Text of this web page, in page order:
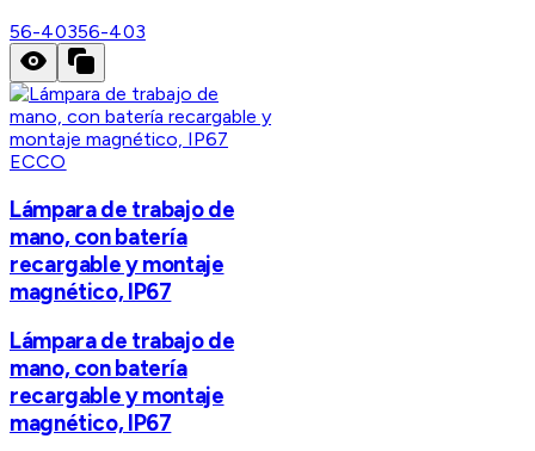
56-40356-403
ECCO
Lámpara de trabajo de
mano, con batería
recargable y montaje
magnético, IP67
Lámpara de trabajo de
mano, con batería
recargable y montaje
magnético, IP67